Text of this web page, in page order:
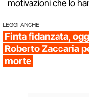
motivazioni che lo
LEGGI ANCHE
Finta fidanzata,
Roberto Zaccaria
morte